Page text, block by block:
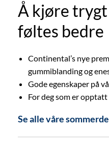
Å kjøre
føltes bedre
Continental’s nye
gummiblanding og
Gode egenskaper på
For deg som er
Se alle våre